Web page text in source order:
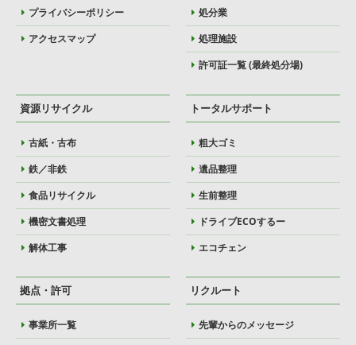
プライバシーポリシー
アクセスマップ
処分業
処理施設
許可証一覧 (最終処分場)
資源リサイクル
古紙・古布
鉄／非鉄
食品リサイクル
機密文書処理
解体工事
トータルサポート
粗大ゴミ
遺品整理
生前整理
ドライブECOするー
エコチェン
拠点・許可
事業所一覧
リクルート
先輩からのメッセージ